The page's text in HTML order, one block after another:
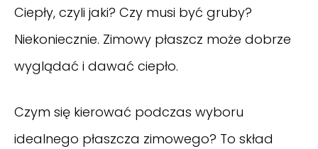
Ciepły, czyli jaki? Czy musi być gruby?
Niekoniecznie. Zimowy płaszcz może dobrze
wyglądać i dawać ciepło.
Czym się kierować podczas wyboru
idealnego płaszcza zimowego? To skład